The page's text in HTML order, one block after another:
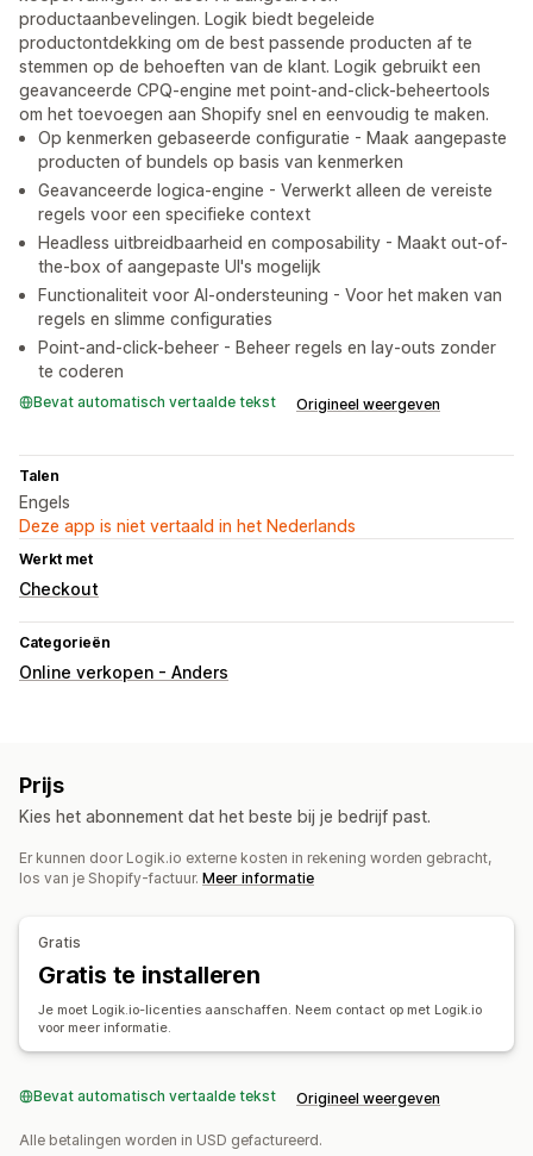
productaanbevelingen. Logik biedt begeleide
productontdekking om de best passende producten af te
stemmen op de behoeften van de klant. Logik gebruikt een
geavanceerde CPQ-engine met point-and-click-beheertools
om het toevoegen aan Shopify snel en eenvoudig te maken.
Op kenmerken gebaseerde configuratie - Maak aangepaste
producten of bundels op basis van kenmerken
Geavanceerde logica-engine - Verwerkt alleen de vereiste
regels voor een specifieke context
Headless uitbreidbaarheid en composability - Maakt out-of-
the-box of aangepaste UI's mogelijk
Functionaliteit voor AI-ondersteuning - Voor het maken van
regels en slimme configuraties
Point-and-click-beheer - Beheer regels en lay-outs zonder
te coderen
Bevat automatisch vertaalde tekst Origineel weergeven
Talen
Engels
Deze app is niet vertaald in het Nederlands
Werkt met
Checkout
Categorieën
Online verkopen - Anders
Prijs
Kies het abonnement dat het beste bij je bedrijf past.
Er kunnen door Logik.io externe kosten in rekening worden gebracht,
los van je Shopify-factuur. Meer informatie
Gratis
Gratis te installeren
Je moet Logik.io-licenties aanschaffen. Neem contact op met Logik.io
voor meer informatie.
Bevat automatisch vertaalde tekst Origineel weergeven
Alle betalingen worden in USD gefactureerd.